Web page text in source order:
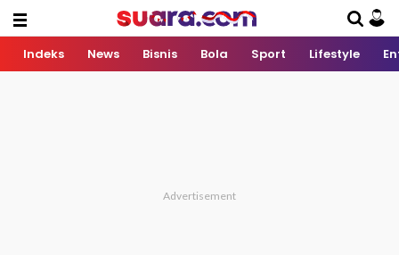
Indeks News Bisnis Bola Sport Lifestyle